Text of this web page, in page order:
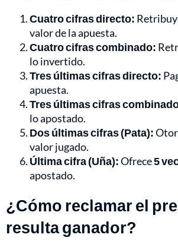
Cuatro cifras directo:
valor de la apuesta.
Cuatro cifras combinado:
lo invertido.
Tres últimas cifras directo:
apuesta.
Tres últimas cifras
lo apostado.
Dos últimas cifras (Pata):
valor jugado.
Última cifra (Uña):Ofrece5
apostado.
¿Cómo reclamar el
resulta ganador?